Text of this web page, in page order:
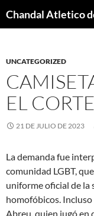
UNCATEGORIZED
EL
21 DE JULIO DE 2023
La demanda fue
comunidad LGBT,
uniforme oficial de la
homofóbicos.
Abreu, quien jugó en